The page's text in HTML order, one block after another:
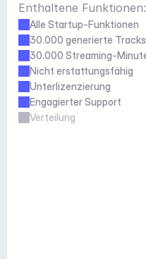
Enthaltene Funktionen:
Alle Startup-Funktionen
30.000 generierte Tracks
30.000 Streaming-
Nicht erstattungsfähig
Unterlizenzierung
Engagierter Support
Verteilung